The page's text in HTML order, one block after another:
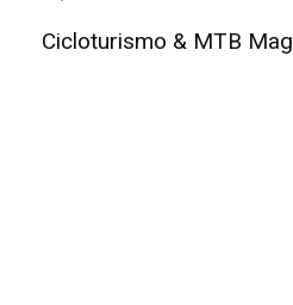
Cicloturismo & MTB